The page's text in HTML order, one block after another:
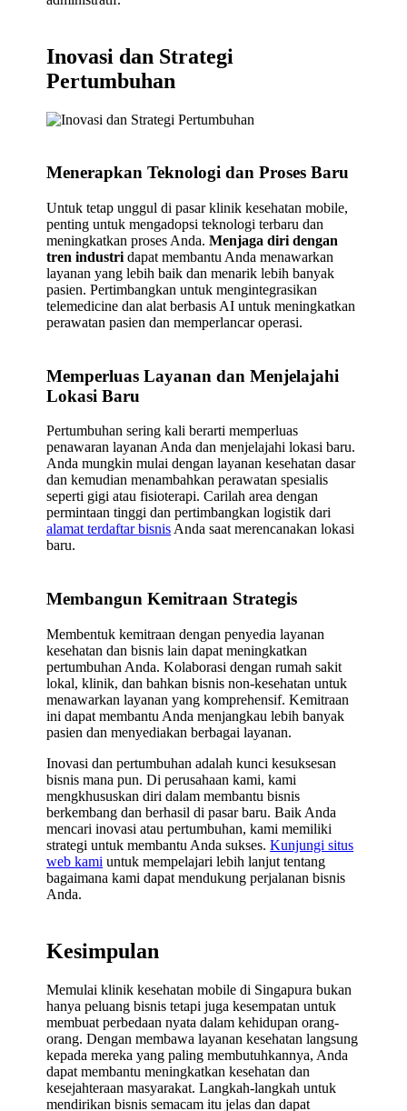
Inovasi dan Strategi
Pertumbuhan
Menerapkan Teknologi dan Proses Baru
Untuk tetap unggul di pasar klinik kesehatan mobile,
penting untuk mengadopsi teknologi terbaru dan
meningkatkan proses Anda.Menjaga diri dengan
tren industri dapat membantu Anda menawarkan
layanan yang lebih baik dan menarik lebih banyak
pasien. Pertimbangkan untuk mengintegrasikan
telemedicine dan alat berbasis AI untuk meningkatkan
perawatan pasien dan memperlancar operasi.
Memperluas Layanan dan Menjelajahi
Lokasi Baru
Pertumbuhan sering kali berarti memperluas
penawaran layanan Anda dan menjelajahi lokasi baru.
Anda mungkin mulai dengan layanan kesehatan dasar
dan kemudian menambahkan perawatan spesialis
seperti gigi atau fisioterapi. Carilah area dengan
permintaan tinggi dan pertimbangkan logistik dari
alamat terdaftar bisnisAnda saat merencanakan lokasi
baru.
Membangun Kemitraan Strategis
Membentuk kemitraan dengan penyedia layanan
kesehatan dan bisnis lain dapat meningkatkan
pertumbuhan Anda. Kolaborasi dengan rumah sakit
lokal, klinik, dan bahkan bisnis non-kesehatan untuk
menawarkan layanan yang komprehensif. Kemitraan
ini dapat membantu Anda menjangkau lebih banyak
pasien dan menyediakan berbagai layanan.
Inovasi dan pertumbuhan adalah kunci kesuksesan
bisnis mana pun. Di perusahaan kami, kami
mengkhususkan diri dalam membantu bisnis
berkembang dan berhasil di pasar baru. Baik Anda
mencari inovasi atau pertumbuhan, kami memiliki
strategi untuk membantu Anda sukses.Kunjungi situs
web kami untuk mempelajari lebih lanjut tentang
bagaimana kami dapat mendukung perjalanan bisnis
Anda.
Kesimpulan
Memulai klinik kesehatan mobile di Singapura bukan
hanya peluang bisnis tetapi juga kesempatan untuk
membuat perbedaan nyata dalam kehidupan orang-
orang. Dengan membawa layanan kesehatan langsung
kepada mereka yang paling membutuhkannya, Anda
dapat membantu meningkatkan kesehatan dan
kesejahteraan masyarakat. Langkah-langkah untuk
mendirikan bisnis semacam itu jelas dan dapat